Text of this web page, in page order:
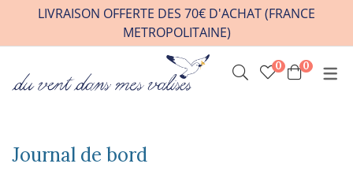
INFOS PRATIQUES
LIVRAISON OFFERTE DES 70€ D'ACHAT (FRANCE
METROPOLITAINE)
0 0
Journal de bord